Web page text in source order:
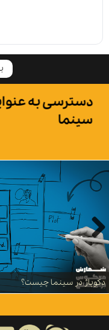
دسترسی به
سینما
دکوپاژ در سینما چیست؟